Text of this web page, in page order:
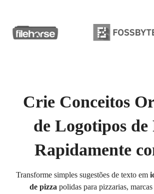
Crie Conceitos
de Logotipos de
Rapidamente
Transforme simples sugestões de texto em
de pizza polidas para pizzarias,